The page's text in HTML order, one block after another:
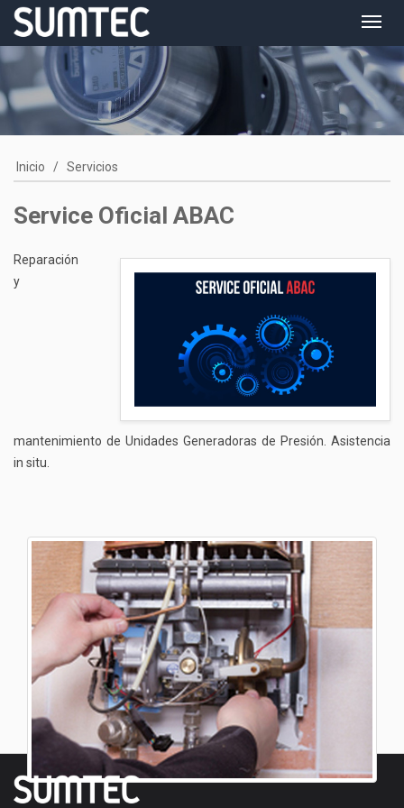
Inicio / Servicios
Service Oficial ABAC
Reparación
y
mantenimiento de Unidades Generadoras de Presión. Asistencia
in situ.